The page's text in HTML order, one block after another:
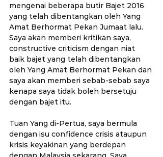
mengenai beberapa butir Bajet 2016
yang telah dibentangkan oleh Yang
Amat Berhormat Pekan Jumaat lalu.
Saya akan memberi kritikan saya,
constructive criticism dengan niat
baik bajet yang telah dibentangkan
oleh Yang Amat Berhormat Pekan dan
saya akan memberi sebab-sebab saya
kenapa saya tidak boleh bersetuju
dengan bajet itu.
Tuan Yang di-Pertua, saya bermula
dengan isu confidence crisis ataupun
krisis keyakinan yang berdepan